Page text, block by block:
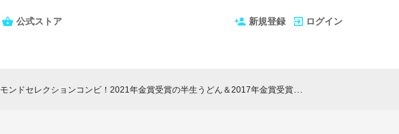
公式ストア 新規登録 ログイン
モンドセレクションコンビ！2021年金賞受賞の半生うどん＆2017年金賞受賞のプレミアムクッキー ５セット